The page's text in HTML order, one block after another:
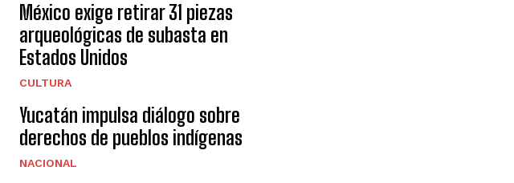
México exige retirar 31 piezas
arqueológicas de subasta en
Estados Unidos
CULTURA
Yucatán impulsa diálogo sobre
derechos de pueblos indígenas
NACIONAL